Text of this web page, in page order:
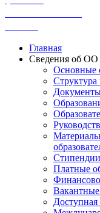
Главная
Сведения об ОО
Основные
Платные
Вакантные
Доступная